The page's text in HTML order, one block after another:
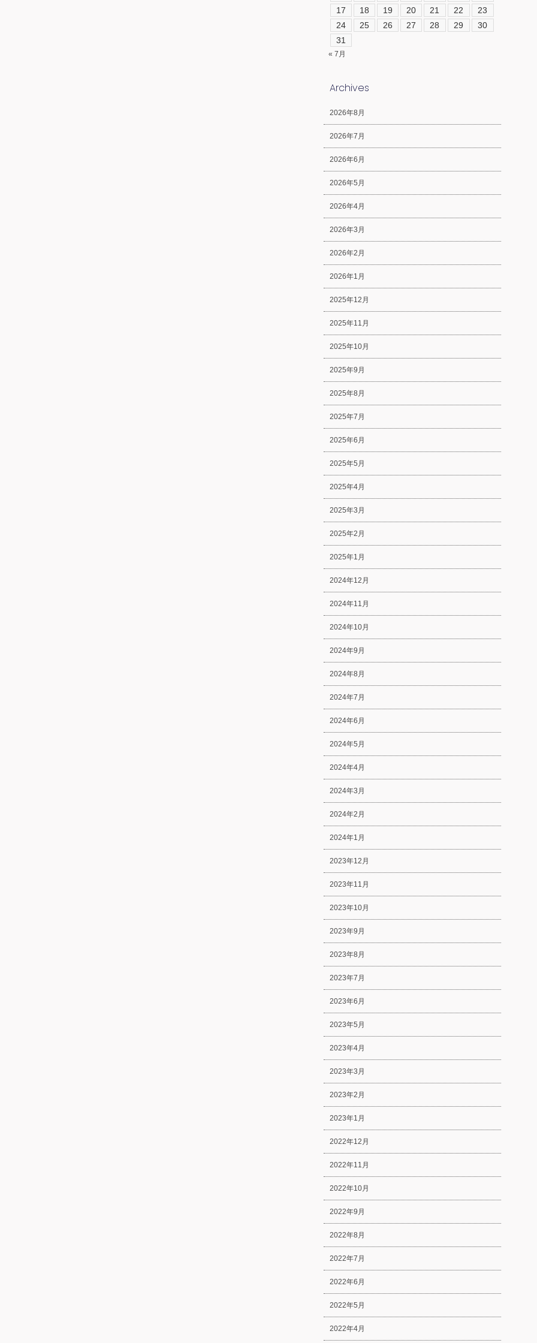
17
18 19 20 21 22
23
24
25 26 27 28 29
30
31
« 7月
Archives
2026年8月
2026年7月
2026年6月
2026年5月
2026年4月
2026年3月
2026年2月
2026年1月
2025年12月
2025年11月
2025年10月
2025年9月
2025年8月
2025年7月
2025年6月
2025年5月
2025年4月
2025年3月
2025年2月
2025年1月
2024年12月
2024年11月
2024年10月
2024年9月
2024年8月
2024年7月
2024年6月
2024年5月
2024年4月
2024年3月
2024年2月
2024年1月
2023年12月
2023年11月
2023年10月
2023年9月
2023年8月
2023年7月
2023年6月
2023年5月
2023年4月
2023年3月
2023年2月
2023年1月
2022年12月
2022年11月
2022年10月
2022年9月
2022年8月
2022年7月
2022年6月
2022年5月
2022年4月